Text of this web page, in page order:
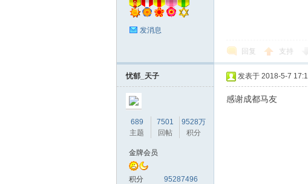
发消息
回复 支持
忧郁_天子
689
主题
7501
回帖
9528万
积分
金牌会员
积分 95287496
发表于 2018-5-7
感谢成都马友